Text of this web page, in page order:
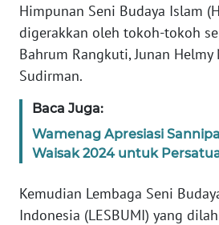
Himpunan Seni Budaya Islam
digerakkan oleh tokoh-tokoh
Bahrum Rangkuti, Junan Helmy
Sudirman.
Baca Juga:
Wamenag Apresiasi
Waisak 2024 untuk
Kemudian Lembaga Seni
Indonesia (LESBUMI) yang
Wahana
News
Regional
WN
SUMUT
WN
JAKARTA
WN
JABAR